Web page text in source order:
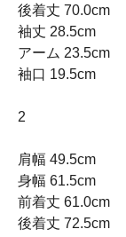
後着丈 70.0cm
袖丈 28.5cm
アーム 23.5cm
袖口 19.5cm
2
肩幅 49.5cm
身幅 61.5cm
前着丈 61.0cm
後着丈 72.5cm